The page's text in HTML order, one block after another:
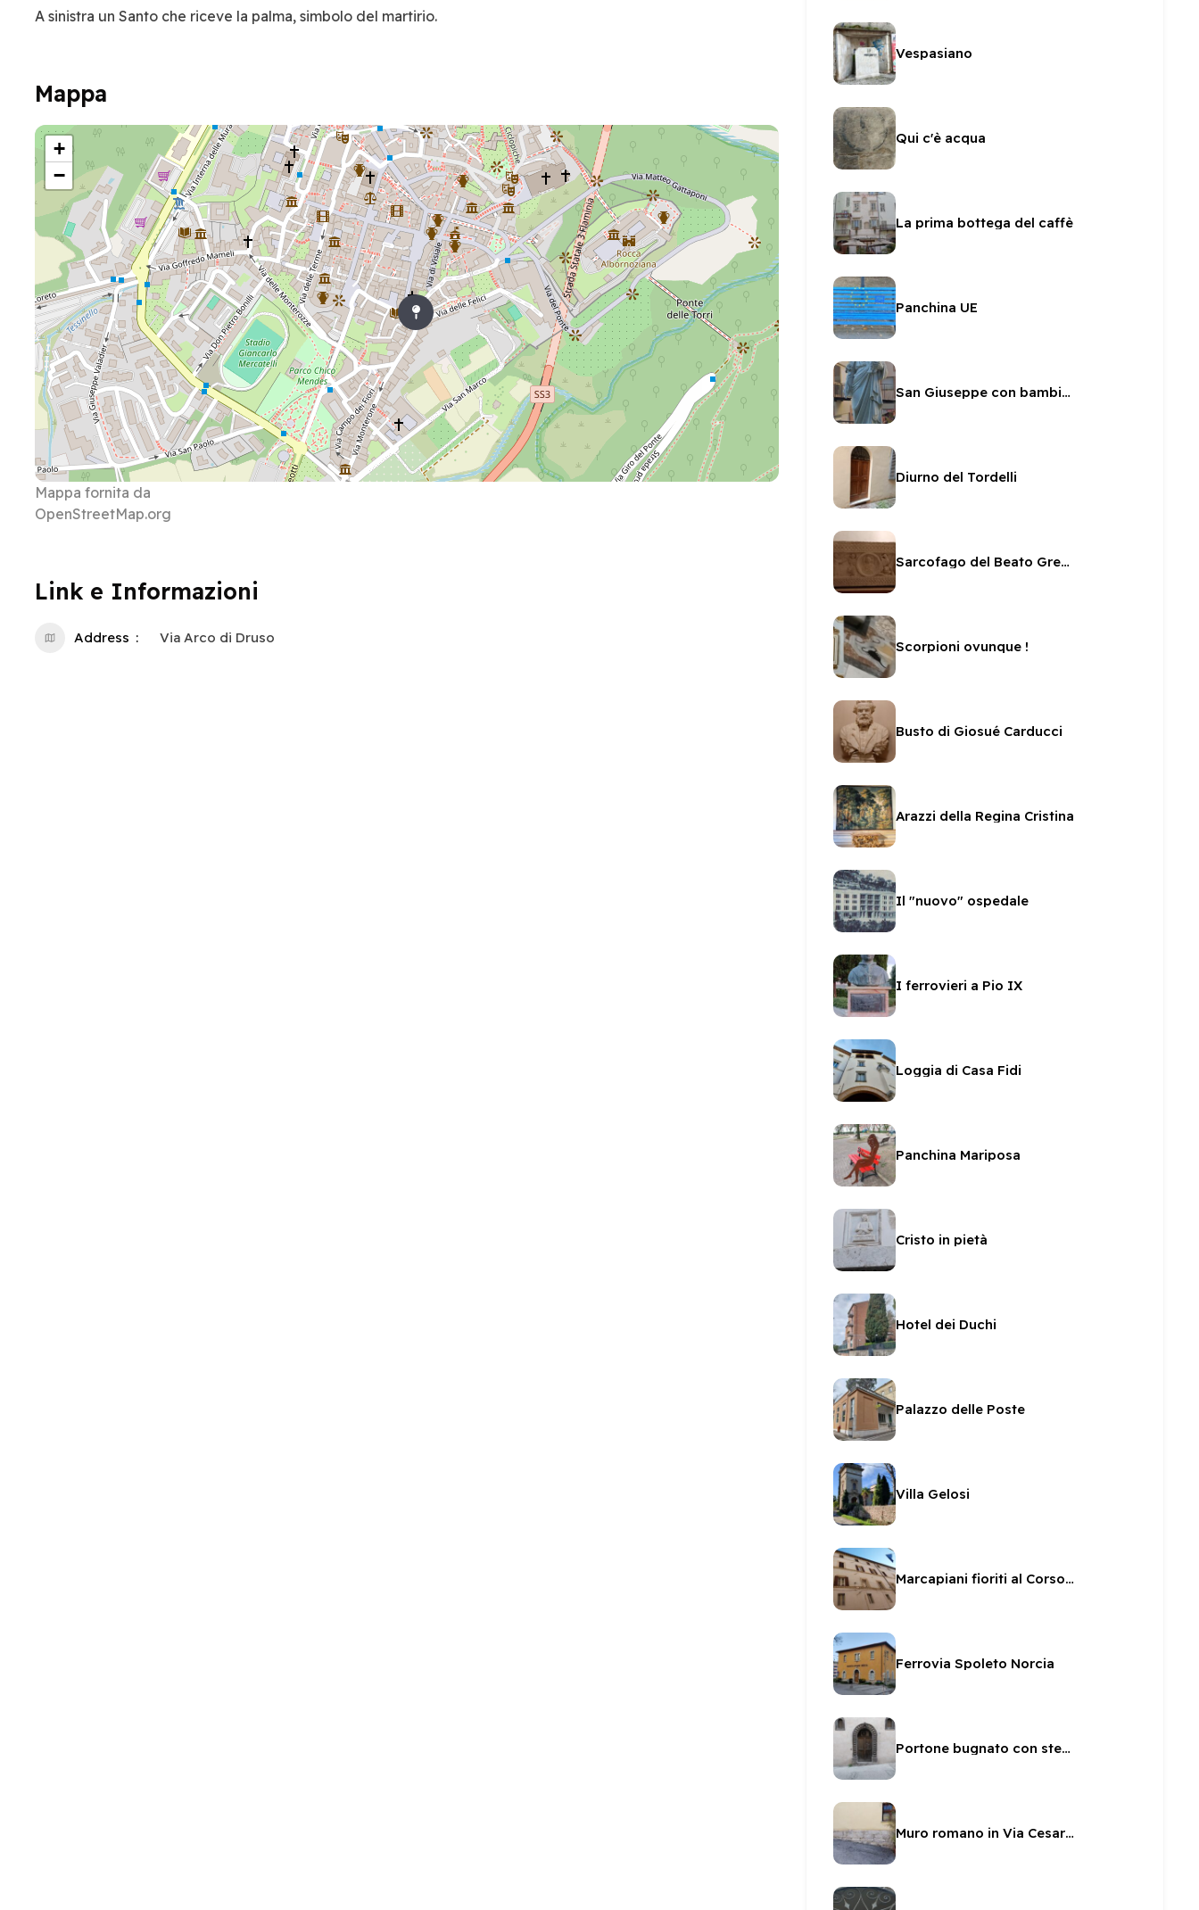
A sinistra un Santo che riceve la palma, simbolo del martirio.
Mappa
+
−
Mappa fornita da
OpenStreetMap.org
Link e Informazioni
Address Via Arco di Druso
Vespasiano
Qui c'è acqua
La prima bottega del caffè
Panchina UE
San Giuseppe con bambino alla Sacra Famiglia
Diurno del Tordelli
Sarcofago del Beato Gregorio da Spoleto
Scorpioni ovunque !
Busto di Giosué Carducci
Arazzi della Regina Cristina
Il "nuovo" ospedale
I ferrovieri a Pio IX
Loggia di Casa Fidi
Panchina Mariposa
Cristo in pietà
Hotel dei Duchi
Palazzo delle Poste
Villa Gelosi
Marcapiani fioriti al Corso Mazzini
Ferrovia Spoleto Norcia
Portone bugnato con stemma Racani
Muro romano in Via Cesare Detti